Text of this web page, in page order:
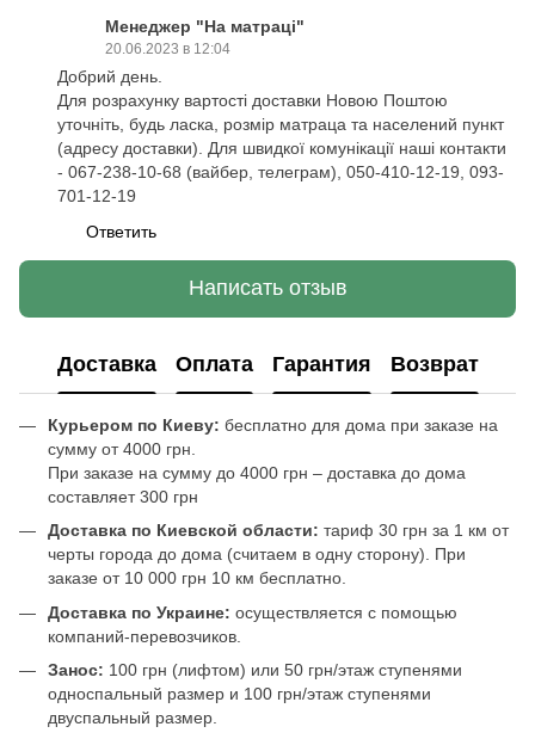
Менеджер "На матраці"
20.06.2023 в 12:04
Добрий день.
Для розрахунку вартості доставки Новою Поштою
уточніть, будь ласка, розмір матраца та населений пункт
(адресу доставки). Для швидкої комунікації наші контакти
- 067-238-10-68 (вайбер, телеграм), 050-410-12-19, 093-
701-12-19
Ответить
Написать отзыв
Доставка Оплата Гарантия Возврат
Курьером по Киеву: бесплатно для дома при заказе на
сумму от 4000 грн.
При заказе на сумму до 4000 грн – доставка до дома
составляет 300 грн
Доставка по Киевской области: тариф 30 грн за 1 км от
черты города до дома (считаем в одну сторону). При
заказе от 10 000 грн 10 км бесплатно.
Доставка по Украине: осуществляется с помощью
компаний-перевозчиков.
Занос: 100 грн (лифтом) или 50 грн/этаж ступенями
односпальный размер и 100 грн/этаж ступенями
двуспальный размер.